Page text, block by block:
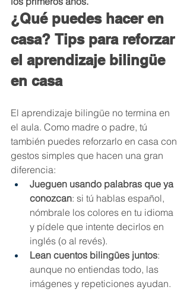
¿Qué puedes hacer en
casa? Tips para reforzar
el aprendizaje bilingüe
en casa
El aprendizaje bilingüe no termina en
el aula. Como madre o padre, tú
también puedes reforzarlo en casa con
gestos simples que hacen una gran
diferencia:
Jueguen usando palabras que ya
conozcan: si tú hablas español,
nómbrale los colores en tu idioma
y pídele que intente decirlos en
inglés (o al revés).
Lean cuentos bilingües juntos:
aunque no entiendas todo, las
imágenes y repeticiones ayudan.